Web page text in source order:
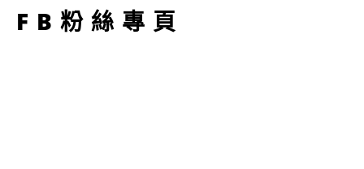
FB粉絲專頁